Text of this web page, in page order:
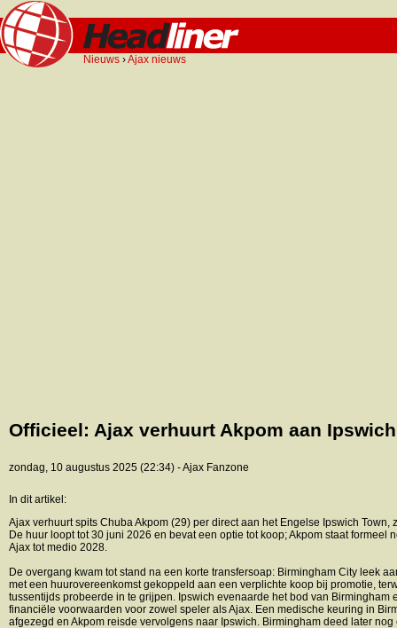
Nieuws ›Ajax nieuws
Officieel: Ajax verhuurt Akpom aan
zondag, 10 augustus 2025 (22:34) - Ajax Fanzone
In dit artikel:
Ajax verhuurt spits Chuba Akpom (29) per direct aan het Engelse Ipswich Town,
De huur loopt tot 30 juni 2026 en bevat een optie tot koop; Akpom staat formeel
Ajax tot medio 2028.
De overgang kwam tot stand na een korte transfersoap: Birmingham City leek
met een huurovereenkomst gekoppeld aan een verplichte koop bij promotie,
tussentijds probeerde in te grijpen. Ipswich evenaarde het bod van Birmingham
financiële voorwaarden voor zowel speler als Ajax. Een medische keuring in
afgezegd en Akpom reisde vervolgens naar Ipswich. Birmingham deed later